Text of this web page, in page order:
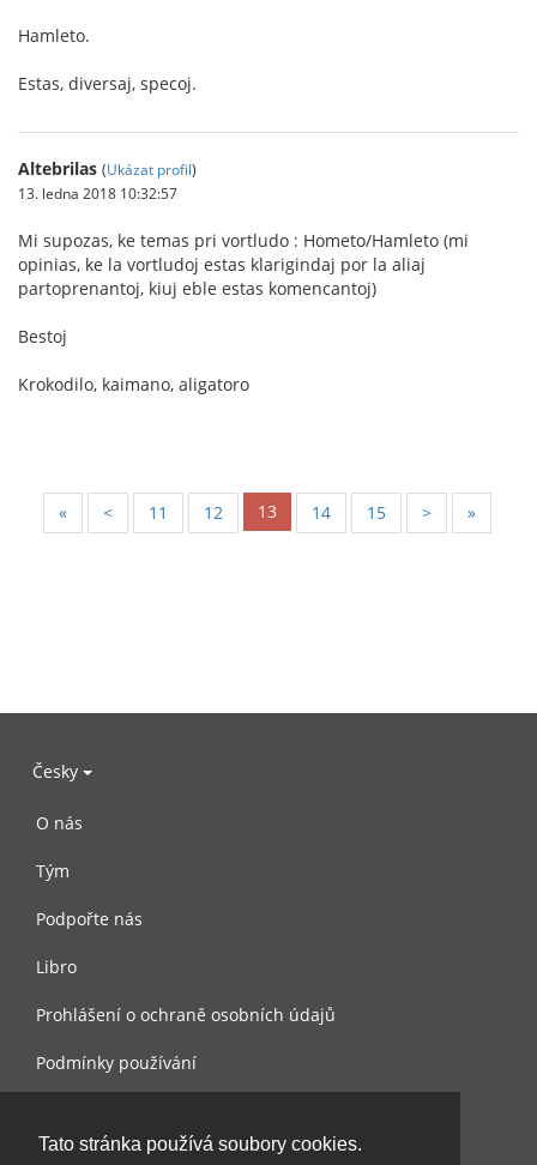
Tato stránka používá soubory cookies.
Hamleto.
Estas, diversaj, specoj.
Altebrilas (Ukázat profil)
13. ledna 2018 10:32:57
Mi supozas, ke temas pri vortludo : Hometo/Hamleto (mi
opinias, ke la vortludoj estas klarigindaj por la aliaj
partoprenantoj, kiuj eble estas komencantoj)
Bestoj
Krokodilo, kaimano, aligatoro
« < 11 12 13 14 15 > »
Česky
O nás
Tým
Podpořte nás
Libro
Prohlášení o ochraně osobních údajů
Podmínky používání